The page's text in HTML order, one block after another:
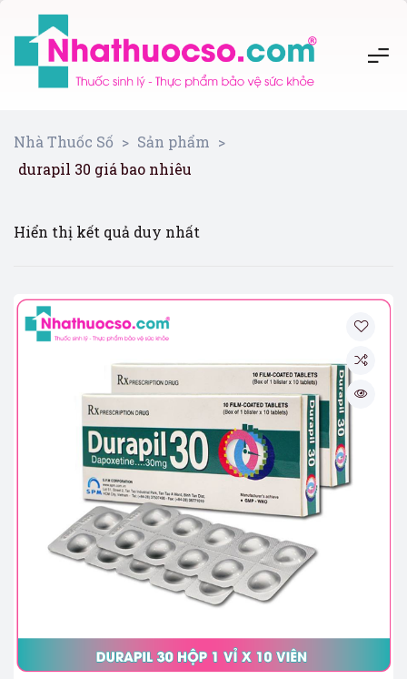
Nhà Thuốc Số > Sản phẩm >
durapil 30 giá bao nhiêu
Hiển thị kết quả duy nhất